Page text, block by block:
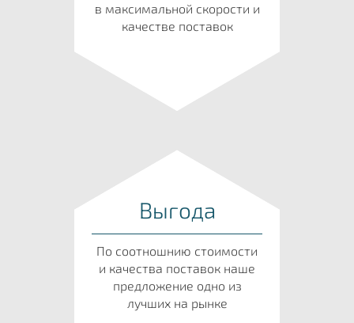
в максимальной скорости и
качестве поставок
Выгода
По соотношнию стоимости
и качества поставок наше
предложение одно из
лучших на рынке